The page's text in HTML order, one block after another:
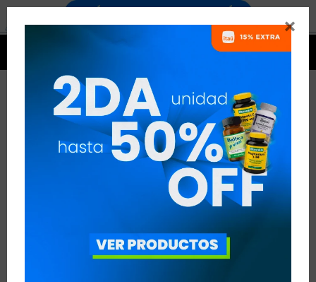

CARNITINA
CARNITINA QUITAR FILTROS
RECOMENDADOS